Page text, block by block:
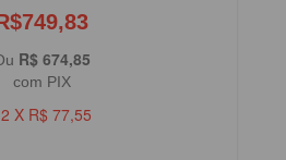
R$ 674,85
com PIX
X R$ 77,55